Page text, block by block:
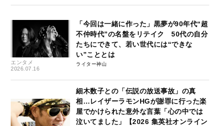
エンタメ
2026.07.16
「今回は一緒に作った」黒夢が90年代“超
不仲時代”の名盤をリテイク 50代の自分
たちにできて、若い世代には“できな
い”こととは
ライター神山
細木数子との「伝説の放送事故」の真
相…レイザーラモンHGが謝罪に行った楽
屋でかけられた意外な言葉「心の中では
泣いてました」【2026 集英社オンライン